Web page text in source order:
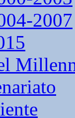
2007